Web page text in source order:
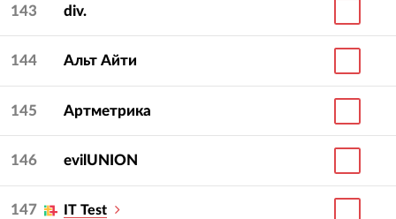
143 div.
144 Альт Айти
145 Артметрика
146 evilUNION
147 IT Test